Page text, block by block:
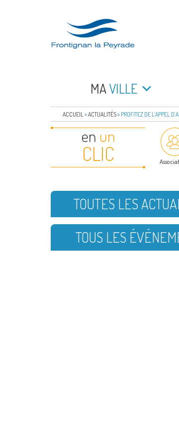
MAVILLE
ACCUEIL »ACTUALITÉS» PROFITEZ DE L’APPEL
en un
CLIC
TOUTES LES
TOUS LES